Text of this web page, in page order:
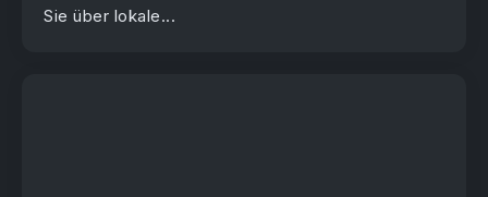
Sie über lokale...